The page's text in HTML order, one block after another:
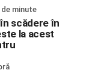
de minute
scădere în
la acest